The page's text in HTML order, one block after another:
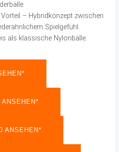
Vorteil – Hybridkonzept zwischen
Spielgefühl.
als klassische Nylonbälle.
ANSEHEN*